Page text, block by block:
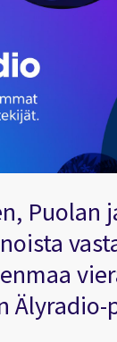
Puolan
Älyradio-